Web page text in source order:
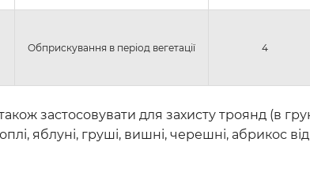
Обприскування в період вегетації 4
застосовувати для захисту троянд (в
яблуні, груші, вишні, черешні, абрикос